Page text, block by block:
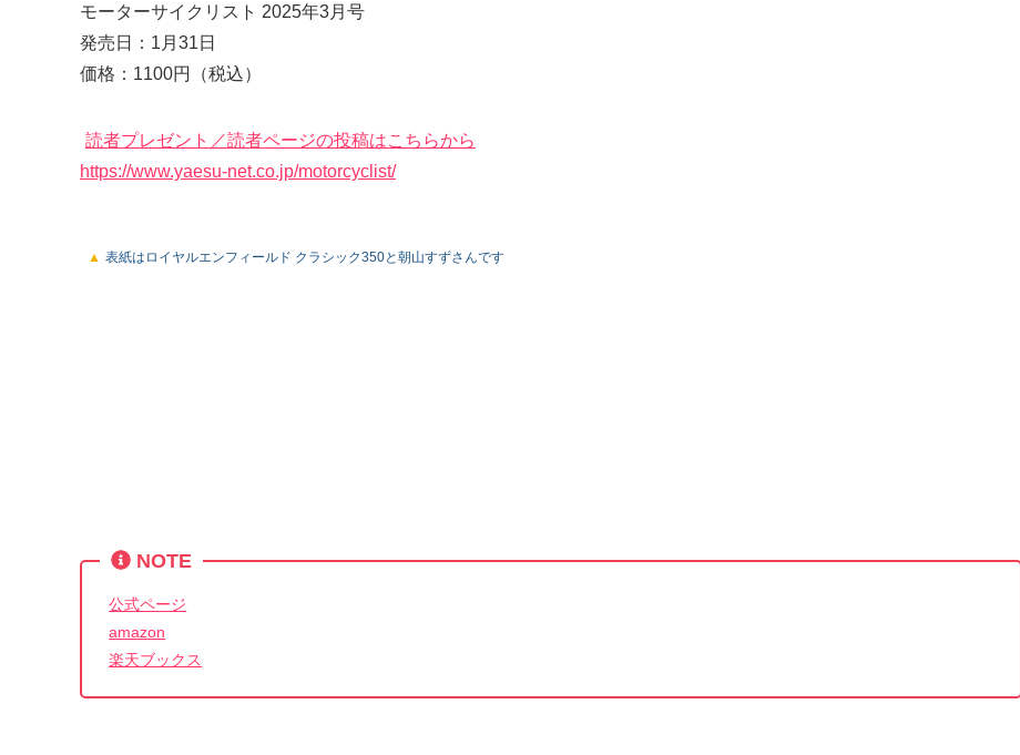
モーターサイクリスト 2025年3月号
発売日：1月31日
価格：1100円（税込）
読者プレゼント／読者ページの投稿はこちらから
https://www.yaesu-net.co.jp/motorcyclist/
表紙はロイヤルエンフィールド クラシック350と朝山すずさんです
NOTE
公式ページ
amazon
楽天ブックス